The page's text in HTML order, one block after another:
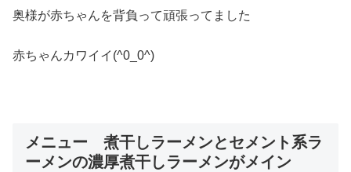
奥様が赤ちゃんを背負って頑張ってました
赤ちゃんカワイイ(^0_0^)
メニュー 煮干しラーメンとセメント系ラ
ーメンの濃厚煮干しラーメンがメイン